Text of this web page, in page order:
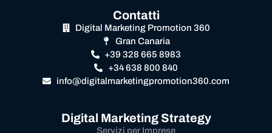
Contatti
Digital Marketing Promotion 360
Gran Canaria
+39 328 665 8983
+34 638 800 840
info@digitalmarketingpromotion360.com
Digital Marketing Strategy
Servizi per Imprese